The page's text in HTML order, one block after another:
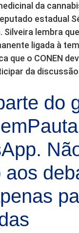
da
estadual
Silveira lembra
ligada à
que o CONEN
da
do
aos